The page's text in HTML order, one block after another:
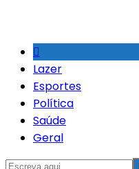
Lazer
Esportes
Política
Saúde
Geral